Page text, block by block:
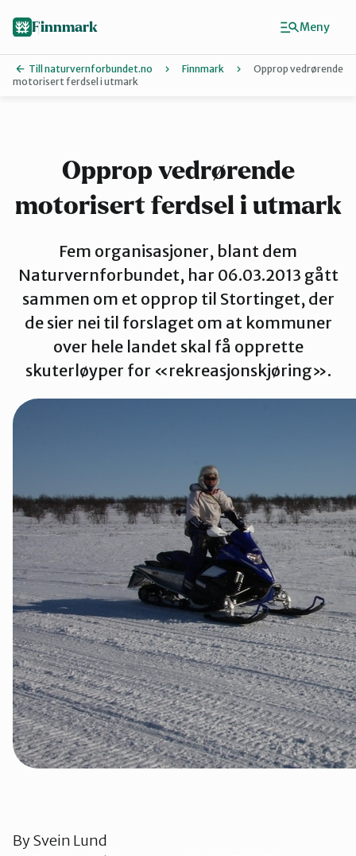
Porsangerfjorden
Sør-Varanger
Stilla og Vest-Finnmark
Tana og Varanger
Finnmark
Till naturvernforbundet.no Finnmark
Opprop vedrørende
motorisert ferdsel i utmark
Opprop vedrørende
motorisert ferdsel i utmark
Fem organisasjoner, blant dem
Naturvernforbundet, har 06.03.2013 gått
sammen om et opprop til Stortinget, der
de sier nei til forslaget om at kommuner
over hele landet skal få opprette
skuterløyper for «rekreasjonskjøring».
BySvein Lund